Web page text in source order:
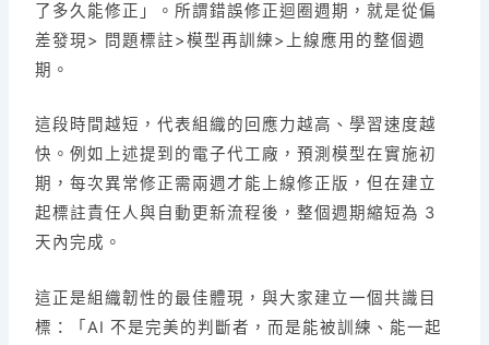
了多久能修正」。所謂錯誤修正迴圈週期，就是從偏
差發現> 問題標註>模型再訓練>上線應用的整個週
期。
這段時間越短，代表組織的回應力越高、學習速度越
快。例如上述提到的電子代工廠，預測模型在實施初
期，每次異常修正需兩週才能上線修正版，但在建立
起標註責任人與自動更新流程後，整個週期縮短為 3
天內完成。
這正是組織韌性的最佳體現，與大家建立一個共識目
標：「AI 不是完美的判斷者，而是能被訓練、能一起